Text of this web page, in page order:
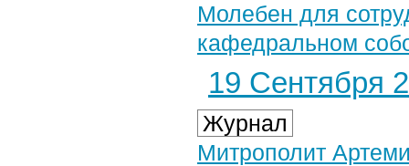
Молебен для
кафедральном
19 Сентября
Журнал
Митрополит